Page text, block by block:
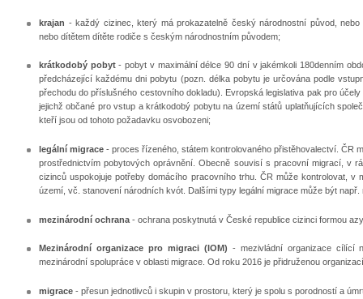
krajan - každý cizinec, který má prokazatelně český národnostní původ,
nebo dítětem dítěte rodiče s českým národnostním původem;
krátkodobý pobyt- pobyt v maximální délce 90 dní v jakémkoli 180denním
předcházející každému dni pobytu (pozn. délka pobytu je určována podle
přechodu do příslušného cestovního dokladu). Evropská legislativa pak pro
jejichž občané pro vstup a krátkodobý pobytu na území států uplatňujících
kteří jsou od tohoto požadavku osvobozeni;
legální migrace - proces řízeného, státem kontrolovaného přistěhovalectví. ČR
prostřednictvím pobytových oprávnění. Obecně souvisí s pracovní migrací, v
cizinců uspokojuje potřeby domácího pracovního trhu. ČR může kontrolovat,
území, vč. stanovení národních kvót. Dalšími typy legální migrace může být
mezinárodní ochrana - ochrana poskytnutá v České republice cizinci formou
Mezinárodní organizace pro migraci (IOM) - mezivládní organizace cílící
mezinárodní spolupráce v oblasti migrace. Od roku 2016 je přidruženou
migrace - přesun jednotlivců i skupin v prostoru, který je spolu s porodností a